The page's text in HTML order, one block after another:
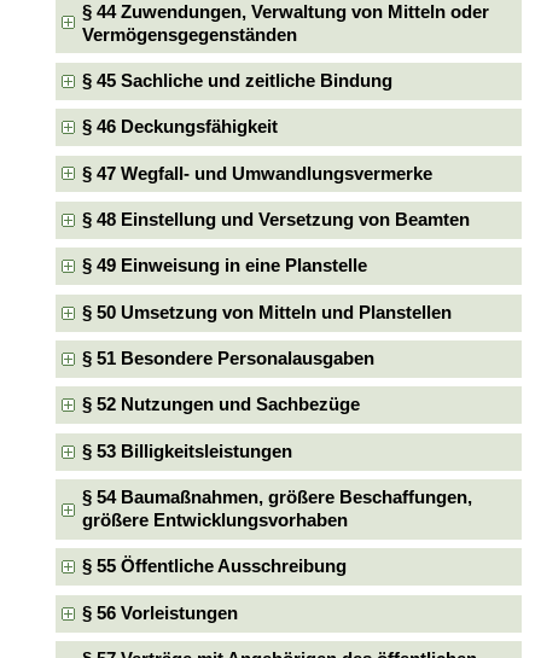
§ 44 Zuwendungen, Verwaltung von Mitteln oder
Vermögensgegenständen
§ 45 Sachliche und zeitliche Bindung
§ 46 Deckungsfähigkeit
§ 47 Wegfall- und Umwandlungsvermerke
§ 48 Einstellung und Versetzung von Beamten
§ 49 Einweisung in eine Planstelle
§ 50 Umsetzung von Mitteln und Planstellen
§ 51 Besondere Personalausgaben
§ 52 Nutzungen und Sachbezüge
§ 53 Billigkeitsleistungen
§ 54 Baumaßnahmen, größere Beschaffungen,
größere Entwicklungsvorhaben
§ 55 Öffentliche Ausschreibung
§ 56 Vorleistungen